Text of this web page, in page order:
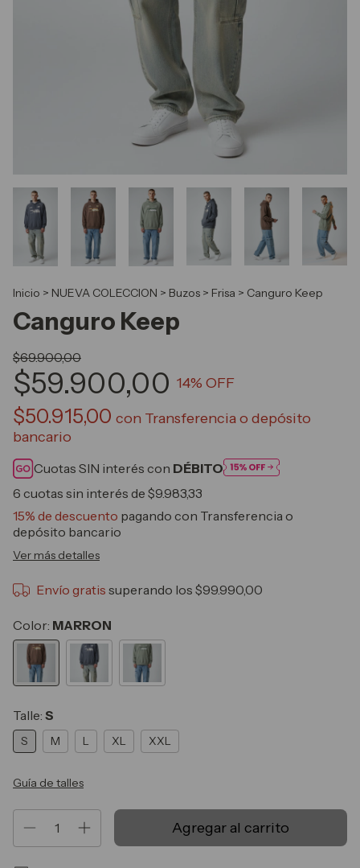
Inicio > NUEVA COLECCION > Buzos > Frisa > Canguro Keep
Canguro Keep
$69.900,00
$59.900,00 14% OFF
$50.915,00 con Transferencia o depósito
bancario
Cuotas SIN interés con DÉBITO
6 cuotas sin interés de $9.983,33
15% de descuento pagando con Transferencia o
depósito bancario
Ver más detalles
Envío gratis superando los$99.990,00
Color: MARRON
Talle: S
S M L XL XXL
Guía de talles